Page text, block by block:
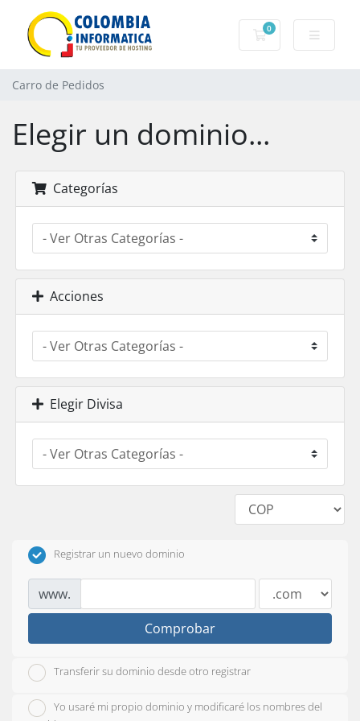
0
Carro de Pedidos
Carro de Pedidos
Elegir un dominio...
Categorías
Acciones
Elegir Divisa
Registrar un nuevo dominio
www.
Comprobar
Transferir su dominio desde otro registrar
Yo usaré mi propio dominio y modificaré los nombres del